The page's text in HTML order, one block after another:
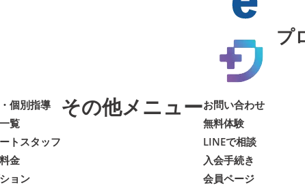
プ
個別指導
覧
トスタッフ
金
ョン
その他メニューお問い合わせ
無料体験
LINEで相談
入会手続き
会員ページ